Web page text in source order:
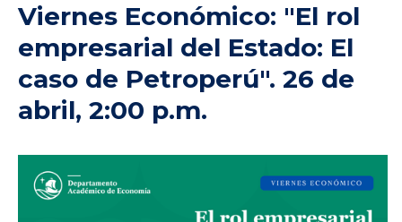
Viernes Económico: "El rol
empresarial del Estado: El
caso de Petroperú". 26 de
abril, 2:00 p.m.